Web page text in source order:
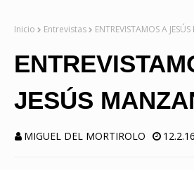
Inicio Entrevistas ENTREVISTAMOS A
JESÚS
MIGUEL DEL MORTIROLO 12.2.16